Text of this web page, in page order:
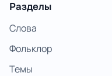
Разделы
Слова
Фольклор
Темы